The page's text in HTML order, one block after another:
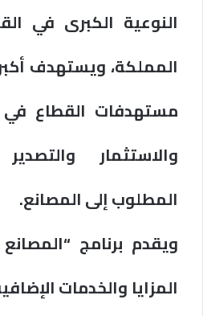
النوعية الكبرى في
المملكة، ويستهدف
مستهدفات القطاع
والاستثمار
المطلوب إلى المصانع.
ويقدم برنامج
المزايا والخدمات